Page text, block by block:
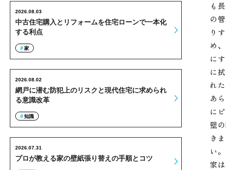
も
の
り
め
に
に
れ
あ
に
壁
き
い
家
中古住宅購入とリフォームを住宅ローンで一本化
する利点
2026.08.03
家
網戸に潜む防犯上のリスクと現代住宅に求められ
る意識改革
2026.08.02
知識
プロが教える家の壁紙張り替えの手順とコツ
2026.07.31